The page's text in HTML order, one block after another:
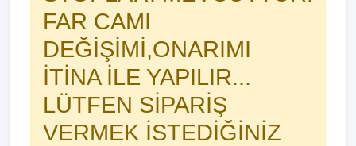
FAR CAMI
DEĞİŞİMİ,ONARIMI
İTİNA İLE YAPILIR...
LÜTFEN SİPARİŞ
VERMEK İSTEDİĞİNİZ